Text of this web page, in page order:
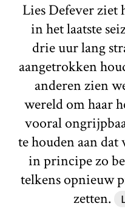
Lies Defever ziet
in het laatste
drie uur lang
aangetrokken
anderen zien
wereld om haar
vooral
te houden aan
in principe zo
telkens opnieuw
zetten.